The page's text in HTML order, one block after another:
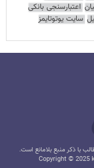
اعتبارسنجی بانکی
سایت یوتوتایمز
با ذکر منبع بلامانع است.
Copyright © 2025